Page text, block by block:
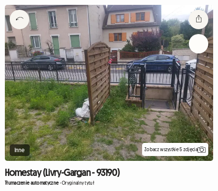
Inne Zobacz wszystkie 5 zdjęcia
Homestay (Livry-Gargan - 93190)
Tłumaczenie automatyczne-Oryginalny tytuł